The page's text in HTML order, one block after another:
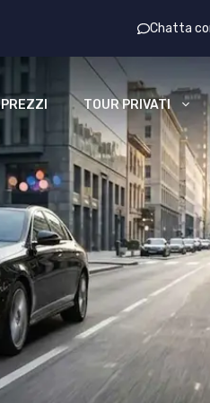
Chatta
PREZZI TOUR PRIVATI